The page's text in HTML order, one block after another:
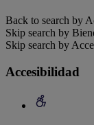
Back to search by
Skip search by
Skip search by
Accesibilidad